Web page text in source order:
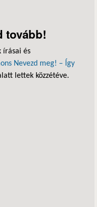
tovább!
írásai és
Nevezd meg! – Így
hivatkozás)
lettek közzétéve.